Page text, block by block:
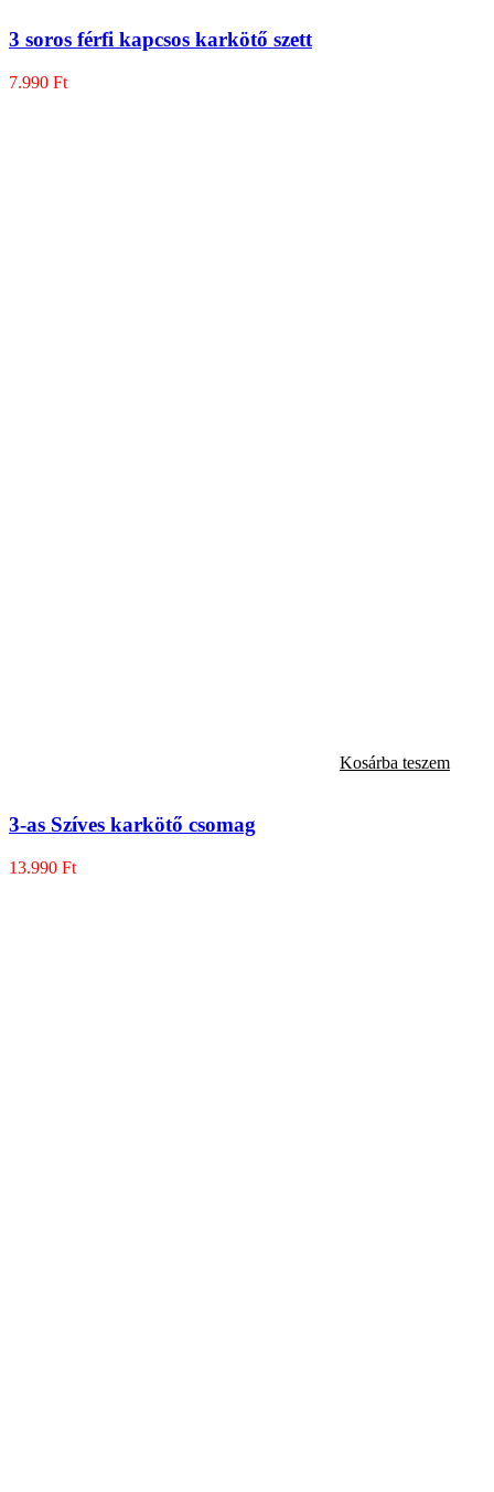
3 soros férfi kapcsos karkötő szett
7.990 Ft
Kosárba teszem
3-as Szíves karkötő csomag
13.990 Ft